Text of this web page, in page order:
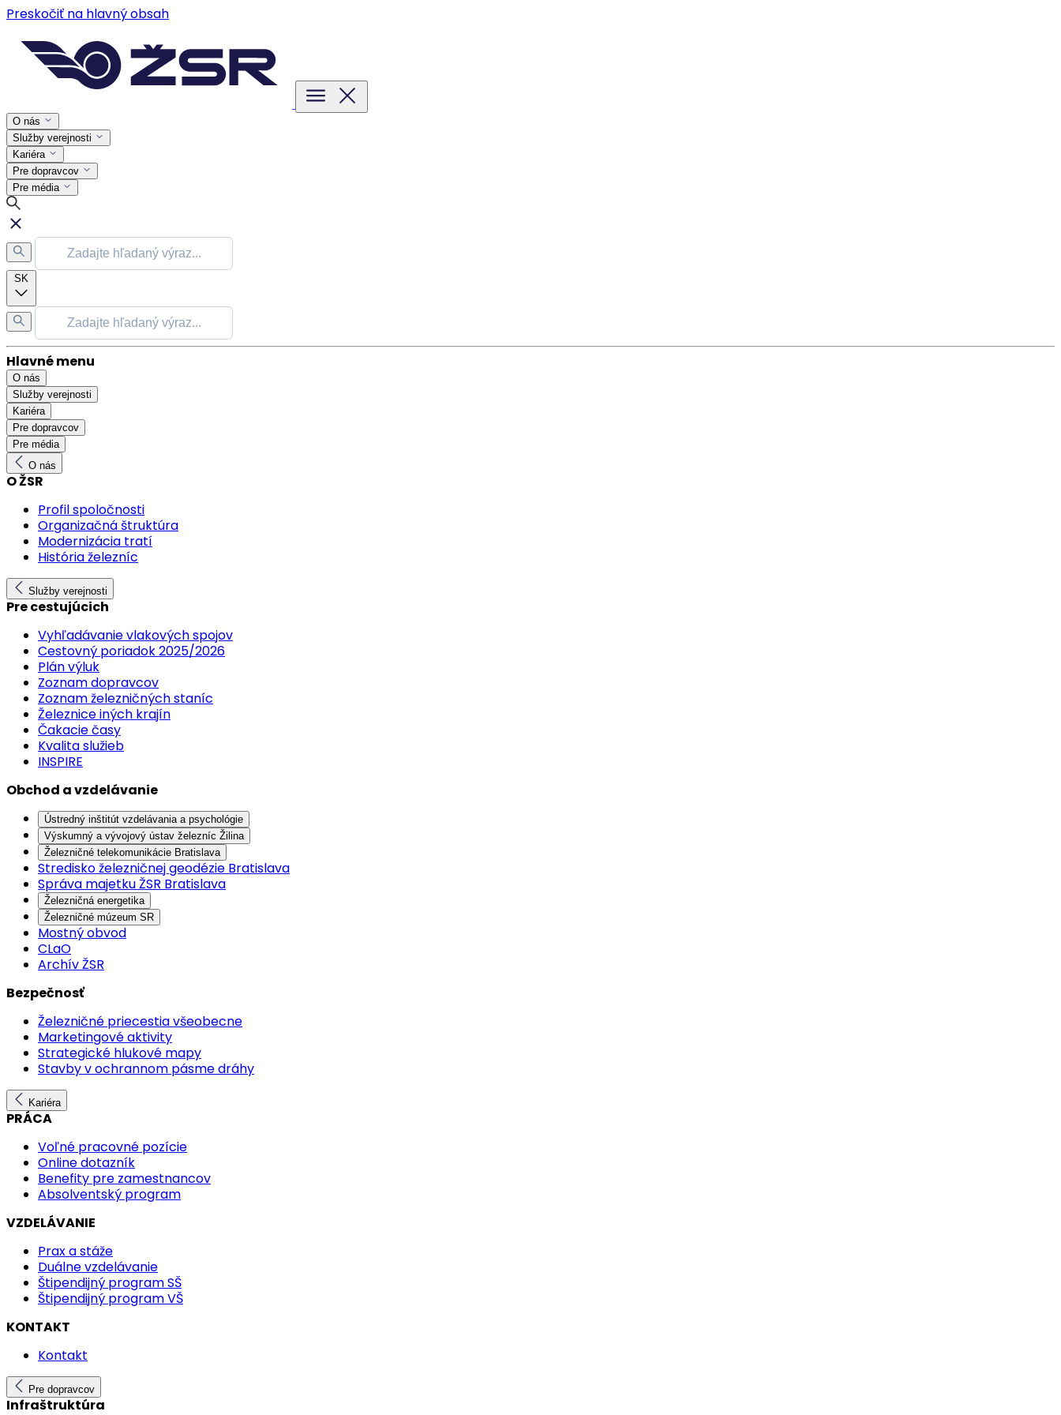
Preskočiť na hlavný obsah
O nás
Služby verejnosti
Kariéra
Pre dopravcov
Pre média
SK
Hlavné menu
O nás
Služby verejnosti
Kariéra
Pre dopravcov
Pre média
O nás
O ŽSR
Profil spoločnosti
Organizačná štruktúra
Modernizácia tratí
História železníc
Služby verejnosti
Pre cestujúcich
Vyhľadávanie vlakových spojov
Cestovný poriadok 2025/2026
Plán výluk
Zoznam dopravcov
Zoznam železničných staníc
Železnice iných krajín
Čakacie časy
Kvalita služieb
INSPIRE
Obchod a vzdelávanie
Ústredný inštitút vzdelávania a psychológie
Výskumný a vývojový ústav železníc Žilina
Železničné telekomunikácie Bratislava
Stredisko železničnej geodézie Bratislava
Správa majetku ŽSR Bratislava
Železničná energetika
Železničné múzeum SR
Mostný obvod
CLaO
Archív ŽSR
Bezpečnosť
Železničné priecestia všeobecne
Marketingové aktivity
Strategické hlukové mapy
Stavby v ochrannom pásme dráhy
Kariéra
PRÁCA
Voľné pracovné pozície
Online dotazník
Benefity pre zamestnancov
Absolventský program
VZDELÁVANIE
Prax a stáže
Duálne vzdelávanie
Štipendijný program SŠ
Štipendijný program VŠ
KONTAKT
Kontakt
Pre dopravcov
Infraštruktúra